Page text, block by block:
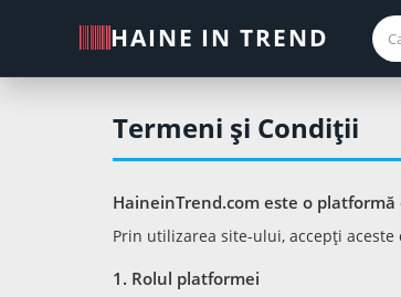
HAINE IN TREND
Termeni şi Condiţii
HaineinTrend.com este o
Prin utilizarea site-ului, accepți
1. Rolul platformei